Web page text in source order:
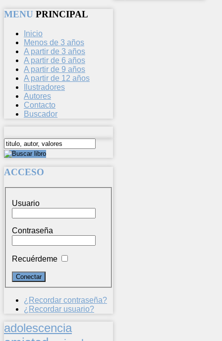
MENU PRINCIPAL
Inicio
Menos de 3 años
A partir de 3 años
A partir de 6 años
A partir de 9 años
A partir de 12 años
Ilustradores
Autores
Contacto
Buscador
ACCESO
Usuario
Contraseña
Recuérdeme
¿Recordar contraseña?
¿Recordar usuario?
adolescencia